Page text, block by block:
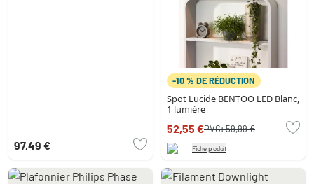
97,49 €
-10 % DE RÉDUCTION
Spot Lucide BENTOO LED Blanc,
1 lumière
52,55 €PVC:59,99 €
Fiche produit